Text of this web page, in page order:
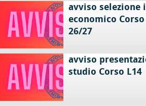
avviso selezione
economico Corso
26/27
avviso
studio Corso L14